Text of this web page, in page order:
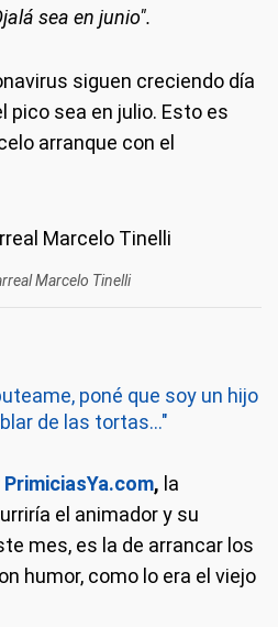
sea en junio".
siguen creciendo día
pico sea en julio. Esto es
arranque con el
Marcelo Tinelli
poné que soy un hijo
de las tortas..."
, la
el animador y su
mes, es la de arrancar los
humor, como lo era el viejo